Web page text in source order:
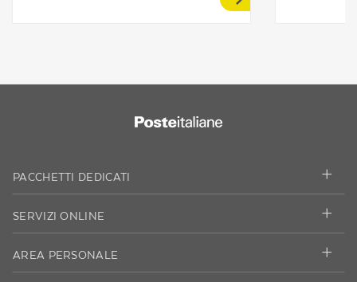
PACCHETTI DEDICATI
SERVIZI ONLINE
AREA PERSONALE